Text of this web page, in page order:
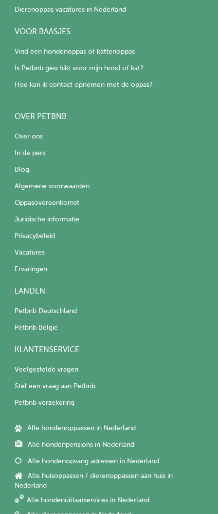
Dierenoppas vacatures in Nederland
VOOR BAASJES
Vind een hondenoppas of kattenoppas
Is Petbnb geschikt voor mijn hond of kat?
Hoe kan ik contact opnemen met de oppas?
OVER PETBNB
Over ons
In de pers
Blog
Algemene voorwaarden
Oppasovereenkomst
Juridische informatie
Privacybeleid
Vacatures
Ervaringen
LANDEN
Petbnb Deutschland
Petbnb België
KLANTENSERVICE
Veelgestelde vragen
Stel een vraag aan Petbnb
Petbnb verzekering
Alle hondenoppassen in Nederland
Alle hondenpensions in Nederland
Alle hondenopvang adressen in Nederland
Alle huisoppassen / dierenoppassen aan huis in
Nederland
Alle hondenuitlaatservices in Nederland